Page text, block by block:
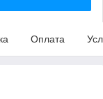
Оплата